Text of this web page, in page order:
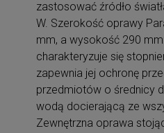
zastosować źródło
W. Szerokość oprawy
mm, a wysokość 290
charakteryzuje się
zapewnia jej ochronę
przedmiotów o średnicy
wodą docierającą ze
Zewnętrzna oprawa